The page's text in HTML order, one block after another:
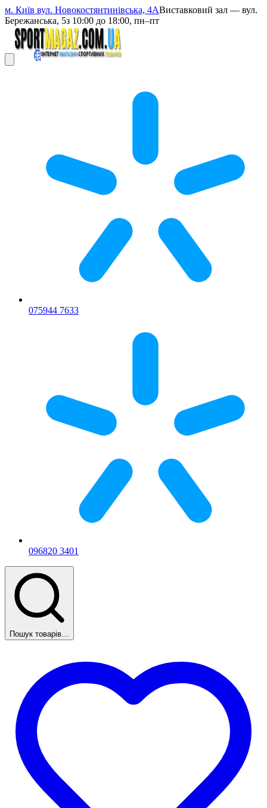
м. Київ вул. Новокостянтинівська, 4АВиставковий зал — вул.
Бережанська, 5з 10:00 до 18:00, пн–пт
075944 7633
096820 3401
Пошук товарів…